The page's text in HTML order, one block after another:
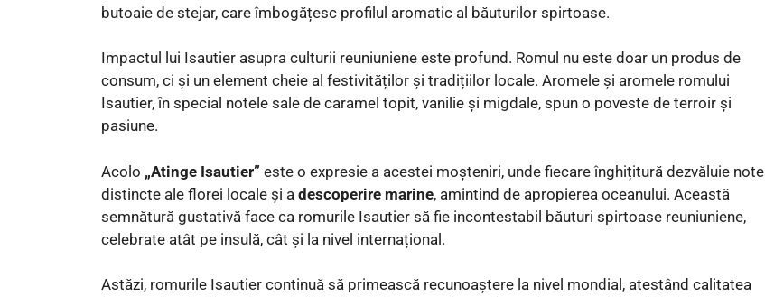
butoaie de stejar, care îmbogățesc profilul aromatic al băuturilor spirtoase.
Impactul lui Isautier asupra culturii reuniuniene este profund. Romul nu este doar un produs de
consum, ci și un element cheie al festivităților și tradițiilor locale. Aromele și aromele romului
Isautier, în special notele sale de caramel topit, vanilie și migdale, spun o poveste de terroir și
pasiune.
Acolo „Atinge Isautier” este o expresie a acestei moșteniri, unde fiecare înghițitură dezvăluie note
distincte ale florei locale și a descoperire marine, amintind de apropierea oceanului. Această
semnătură gustativă face ca romurile Isautier să fie incontestabil băuturi spirtoase reuniuniene,
celebrate atât pe insulă, cât și la nivel internațional.
Astăzi, romurile Isautier continuă să primească recunoaștere la nivel mondial, atestând calitatea